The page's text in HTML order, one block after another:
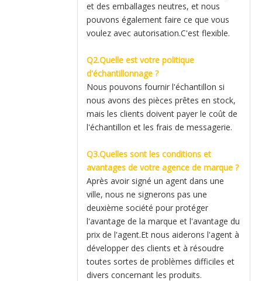
et des emballages neutres, et nous
pouvons également faire ce que vous
voulez avec autorisation.C'est flexible.
Q2.Quelle est votre politique
d'échantillonnage ?
Nous pouvons fournir l'échantillon si
nous avons des pièces prêtes en stock,
mais les clients doivent payer le coût de
l'échantillon et les frais de messagerie.
Q3.Quelles sont les conditions et
avantages de votre agence de marque ?
Après avoir signé un agent dans une
ville, nous ne signerons pas une
deuxième société pour protéger
l'avantage de la marque et l'avantage du
prix de l'agent.Et nous aiderons l'agent à
développer des clients et à résoudre
toutes sortes de problèmes difficiles et
divers concernant les produits.